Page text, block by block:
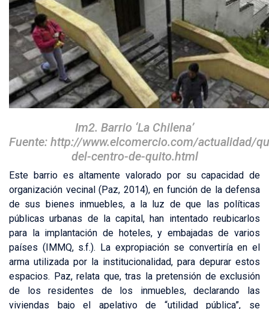
Im2. Barrio ‘La Chilena’
Fuente: http://www.elcomercio.com/actualidad/
del-centro-de-quito.html
Este barrio es altamente valorado por su capacidad de
organización vecinal (Paz, 2014), en función de la defensa
de sus bienes inmuebles, a la luz de que las políticas
públicas urbanas de la capital, han intentado reubicarlos
para la implantación de hoteles, y embajadas de varios
países (IMMQ, s.f.). La expropiación se convertiría en el
arma utilizada por la institucionalidad, para depurar estos
espacios. Paz, relata que, tras la pretensión de exclusión
de los residentes de los inmuebles, declarando las
viviendas bajo el apelativo de “utilidad pública”, se